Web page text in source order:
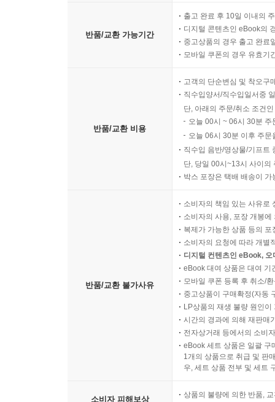
반품/교환 가능기간
출고 완료 후 10일 이내의
디지털 콘텐츠인 eBook의
중고상품의 경우 출고 완료
모바일 쿠폰의 경우 유효기
반품/교환 비용
고객의 단순변심 및 착오구
직수입양서/직수입일서중
단, 아래의 주문/취소 조건
오늘 00시 ~ 06시 30분
오늘 06시 30분 이후 주
직수입 음반/영상물/기프트
단, 당일 00시~13시 사이의
박스 포장은 택배 배송이
반품/교환 불가사유
소비자의 책임 있는 사유로
소비자의 사용, 포장 개봉
복제가 가능한 상품 등의
소비자의 요청에 따라 개별
디지털 컨텐츠인 eBook,
eBook 대여 상품은 대여 기
모바일 쿠폰 등록 후 취소/
중고상품이 구매확정(자동
LP상품의 재생 불량 원인
시간의 경과에 의해 재판매
전자상거래 등에서의 소비
eBook 세트 상품은 일괄 구
1개의 상품으로 취급 및 판
우, 세트 상품 전부 및 세트
소비자 피해보상
상품의 불량에 의한 반품,